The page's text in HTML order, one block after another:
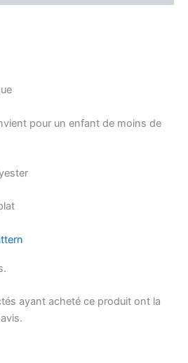
pour un enfant de moins de
ayant acheté ce produit ont la